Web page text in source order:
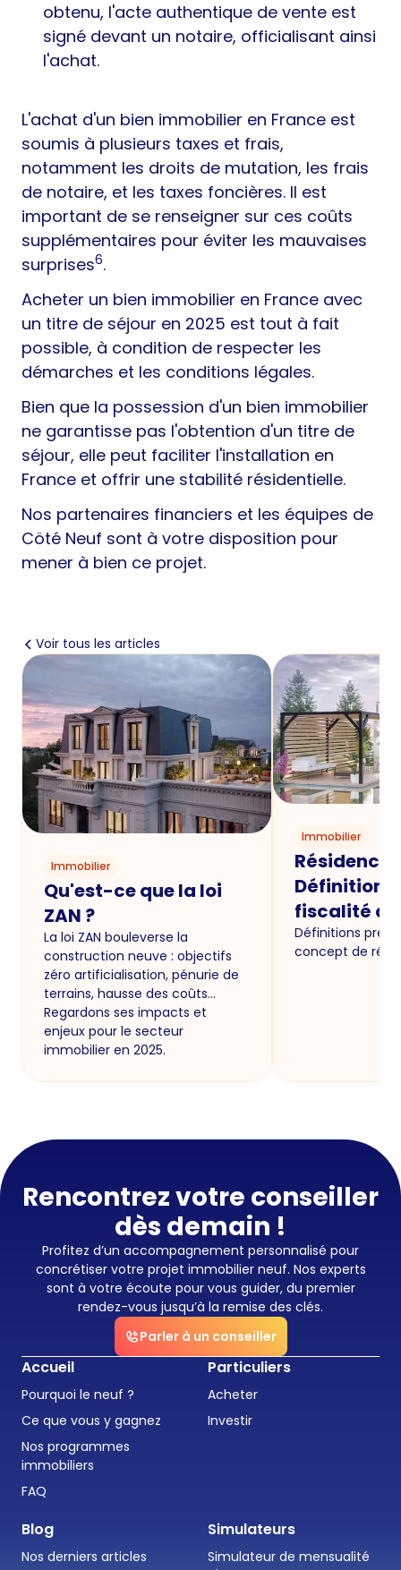
obtenu, l'acte authentique de vente est
signé devant un notaire, officialisant ainsi
l'achat.
L'achat d'un bien immobilier en France est
soumis à plusieurs taxes et frais,
notamment les droits de mutation, les frais
de notaire, et les taxes foncières. Il est
important de se renseigner sur ces coûts
supplémentaires pour éviter les mauvaises
surprises6.
Acheter un bien immobilier en France avec
un titre de séjour en 2025 est tout à fait
possible, à condition de respecter les
démarches et les conditions légales.
Bien que la possession d'un bien immobilier
ne garantisse pas l'obtention d'un titre de
séjour, elle peut faciliter l'installation en
France et offrir une stabilité résidentielle.
Nos partenaires financiers et les équipes de
Cöté Neuf sont à votre disposition pour
mener à bien ce projet.
Voir tous les articles
Immobilier
Qu'est-ce que la loi
ZAN ?
La loi ZAN bouleverse la
construction neuve : objectifs
zéro artificialisation, pénurie de
terrains, hausse des coûts…
Regardons ses impacts et
enjeux pour le secteur
immobilier en 2025.
Immobilier
Résidence
Définition
fiscalité
Définitions
concept de
Rencontrez votre conseiller
dès demain !
Profitez d’un accompagnement personnalisé pour
concrétiser votre projet immobilier neuf. Nos experts
sont à votre écoute pour vous guider, du premier
rendez-vous jusqu’à la remise des clés.
Parler à un conseiller
Accueil
Pourquoi le neuf ?
Ce que vous y gagnez
Nos programmes
immobiliers
FAQ
Particuliers
Acheter
Investir
Blog
Nos derniers articles
Simulateurs
Simulateur de mensualité